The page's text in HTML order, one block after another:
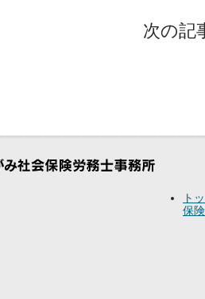
次の記
ト
保